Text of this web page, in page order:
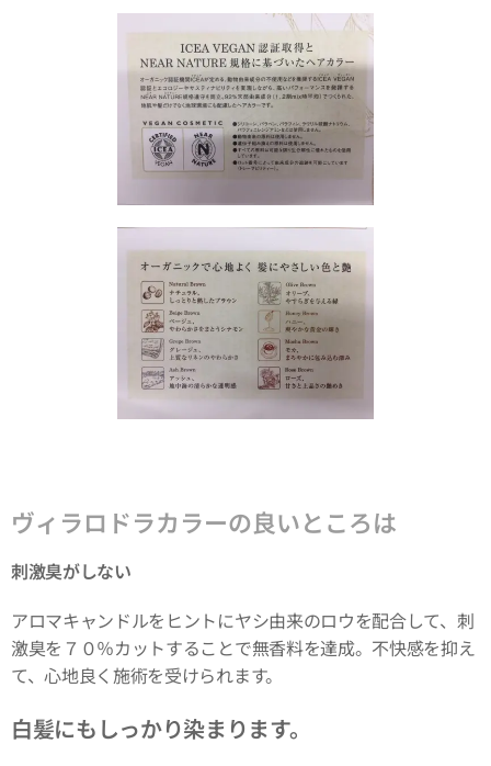
ヴィラロドラカラーの良いところは
刺激臭がしない
アロマキャンドルをヒントにヤシ由来のロウを配合して、刺
激臭を７０％カットすることで無香料を達成。不快感を抑え
て、心地良く施術を受けられます。
白髪にもしっかり染まります。